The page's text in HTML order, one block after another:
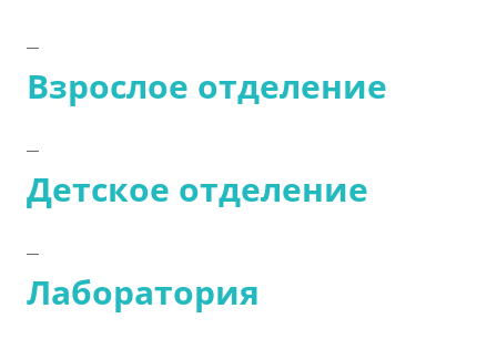
Взрослое отделение
Детское отделение
Лаборатория